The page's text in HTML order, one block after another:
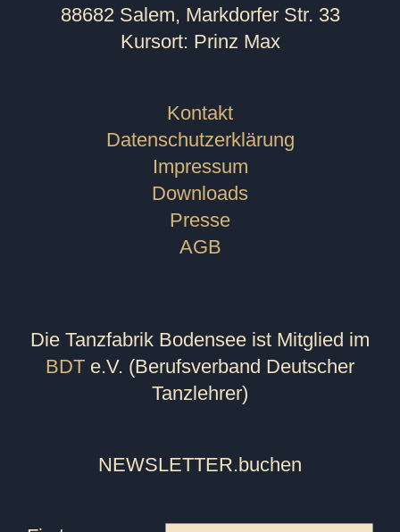
88682 Salem, Markdorfer Str. 33
Kursort: Prinz Max
Kontakt
Datenschutzerklärung
Impressum
Downloads
Presse
AGB
Die Tanzfabrik Bodensee ist Mitglied im
BDT e.V. (Berufsverband Deutscher
Tanzlehrer)
NEWSLETTER.buchen